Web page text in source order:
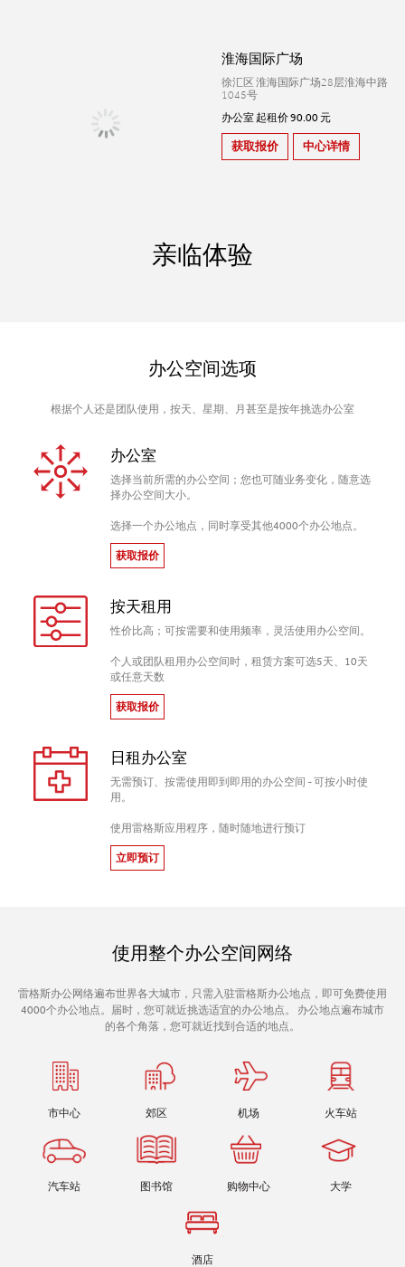
淮海国际广场
徐汇区 淮海国际广场28层淮海中路
1045号
办公室 起租价 90.00 元
获取报价 中心详情
亲临体验
办公空间选项
根据个人还是团队使用，按天、星期、月甚至是按年挑选办公室
办公室
选择当前所需的办公空间；您也可随业务变化，随意选
择办公空间大小。
选择一个办公地点，同时享受其他4000个办公地点。
获取报价
按天租用
性价比高；可按需要和使用频率，灵活使用办公空间。
个人或团队租用办公空间时，租赁方案可选5天、10天
或任意天数
获取报价
日租办公室
无需预订、按需使用即到即用的办公空间 - 可按小时使
用。
使用雷格斯应用程序，随时随地进行预订
立即预订
使用整个办公空间网络
雷格斯办公网络遍布世界各大城市，只需入驻雷格斯办公地点，即可免费使用
4000个办公地点。届时，您可就近挑选适宜的办公地点。 办公地点遍布城市
的各个角落，您可就近找到合适的地点。
市中心 郊区 机场 火车站
汽车站 图书馆 购物中心 大学
酒店